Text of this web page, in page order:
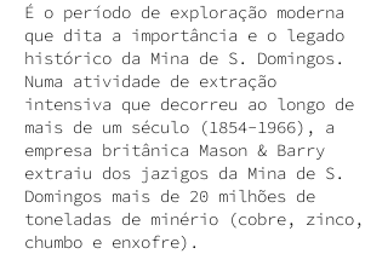
É o período de exploração moderna
que dita a importância e o legado
histórico da Mina de S. Domingos.
Numa atividade de extração
intensiva que decorreu ao longo de
mais de um século
(1854-1966) , a
empresa britânica Mason & Barry
extraiu dos jazigos da Mina de S.
Domingos mais de 20 milhões de
toneladas de minério (cobre, zinco,
chumbo e enxofre).